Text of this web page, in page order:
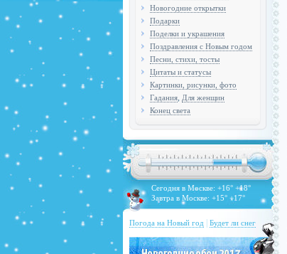
Новогодние открытки
Подарки
Поделки и украшения
Поздравления с Новым годом
Песни, стихи, тосты
Цитаты и статусы
Картинки, рисунки, фото
Гадания, Для женщин
Конец света
Сегодня в Москве: +16° +18°
Завтра в Москве: +15° +17°
Погода на Новый год Будет ли снег